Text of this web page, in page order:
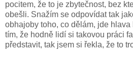
pocitem, že to je zbytečnost, bez
obešli. Snažím se odpovídat tak
obhajoby toho, co dělám, jde
tím, že hodně lidí si takovou práci
představit, tak jsem si řekla, že to